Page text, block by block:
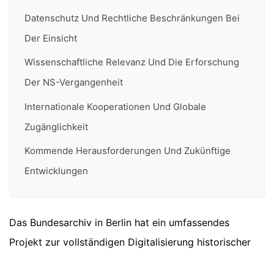
Datenschutz Und Rechtliche Beschränkungen Bei
Der Einsicht
Wissenschaftliche Relevanz Und Die Erforschung
Der NS-Vergangenheit
Internationale Kooperationen Und Globale
Zugänglichkeit
Kommende Herausforderungen Und Zukünftige
Entwicklungen
Das Bundesarchiv in Berlin hat ein umfassendes
Projekt zur vollständigen Digitalisierung historischer